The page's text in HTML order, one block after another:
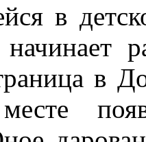
в
в
месте